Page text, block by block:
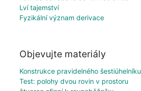
Lví tajemství
Fyzikální význam derivace
Objevujte materiály
Konstrukce pravidelného šestiúhelníku
Test: polohy dvou rovin v prostoru